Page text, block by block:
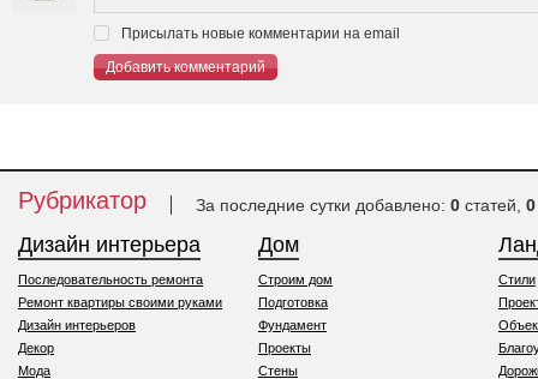
Присылать новые комментарии на email
Добавить комментарий
Рубрикатор За последние сутки добавлено: 0 статей, 0
Дизайн интерьера
Последовательность ремонта
Ремонт квартиры своими руками
Дизайн интерьеров
Декор
Мода
Дом
Строим дом
Подготовка
Фундамент
Проекты
Стены
Стили